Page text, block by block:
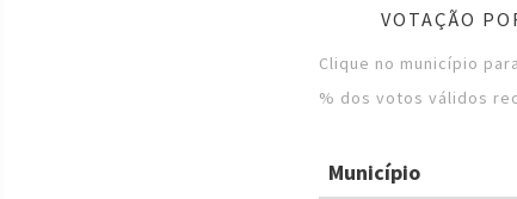
VOTAÇÃO
Clique no município
% dos votos válidos
Município